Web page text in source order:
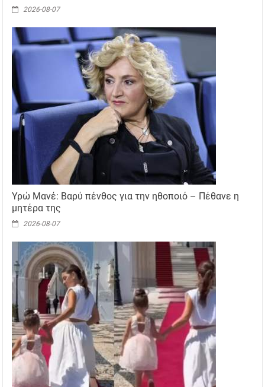
2026-08-07
Υρώ Μανέ: Βαρύ πένθος για την ηθοποιό – Πέθανε η
μητέρα της
2026-08-07